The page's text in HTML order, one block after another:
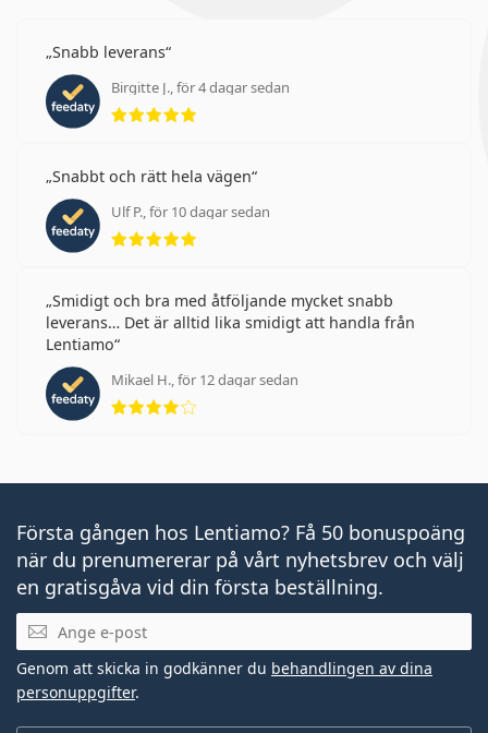
Snabb leverans
Birgitte J., för 4 dagar sedan
Betyg 5 av 5
Snabbt och rätt hela vägen
Ulf P., för 10 dagar sedan
Betyg 5 av 5
Smidigt och bra med åtföljande mycket snabb
leverans… Det är alltid lika smidigt att handla från
Lentiamo
Mikael H., för 12 dagar sedan
Betyg 4 av 5
Första gången hos Lentiamo? Få 50 bonuspoäng
när du prenumererar på vårt nyhetsbrev och välj
en gratisgåva vid din första beställning.
Mejladress
Genom att skicka in godkänner du behandlingen av dina
personuppgifter.